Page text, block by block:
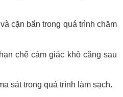
cặn bẩn trong quá trình chăm
chế cảm giác khô căng sau
sát trong quá trình làm sạch.